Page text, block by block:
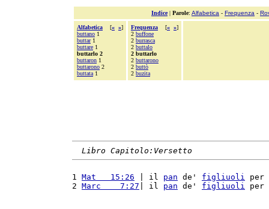
Indice| Parole: Alfabetica - Frequenza -
Alfabetica [« »]
buttano 1
buttar1
buttare 1
buttarlo 2
buttaron 1
buttarono 2
buttata 1
Frequenza [« »]
2 buffone
2 burrasca
2 buttalo
2 buttarlo
2 buttarono
2 buttò
2 buzita
Libro Capitolo:Versetto
1 Mat   15:26 | il pan de' figliuoli per
2 Marc    7:27 | il pan de' figliuoli per